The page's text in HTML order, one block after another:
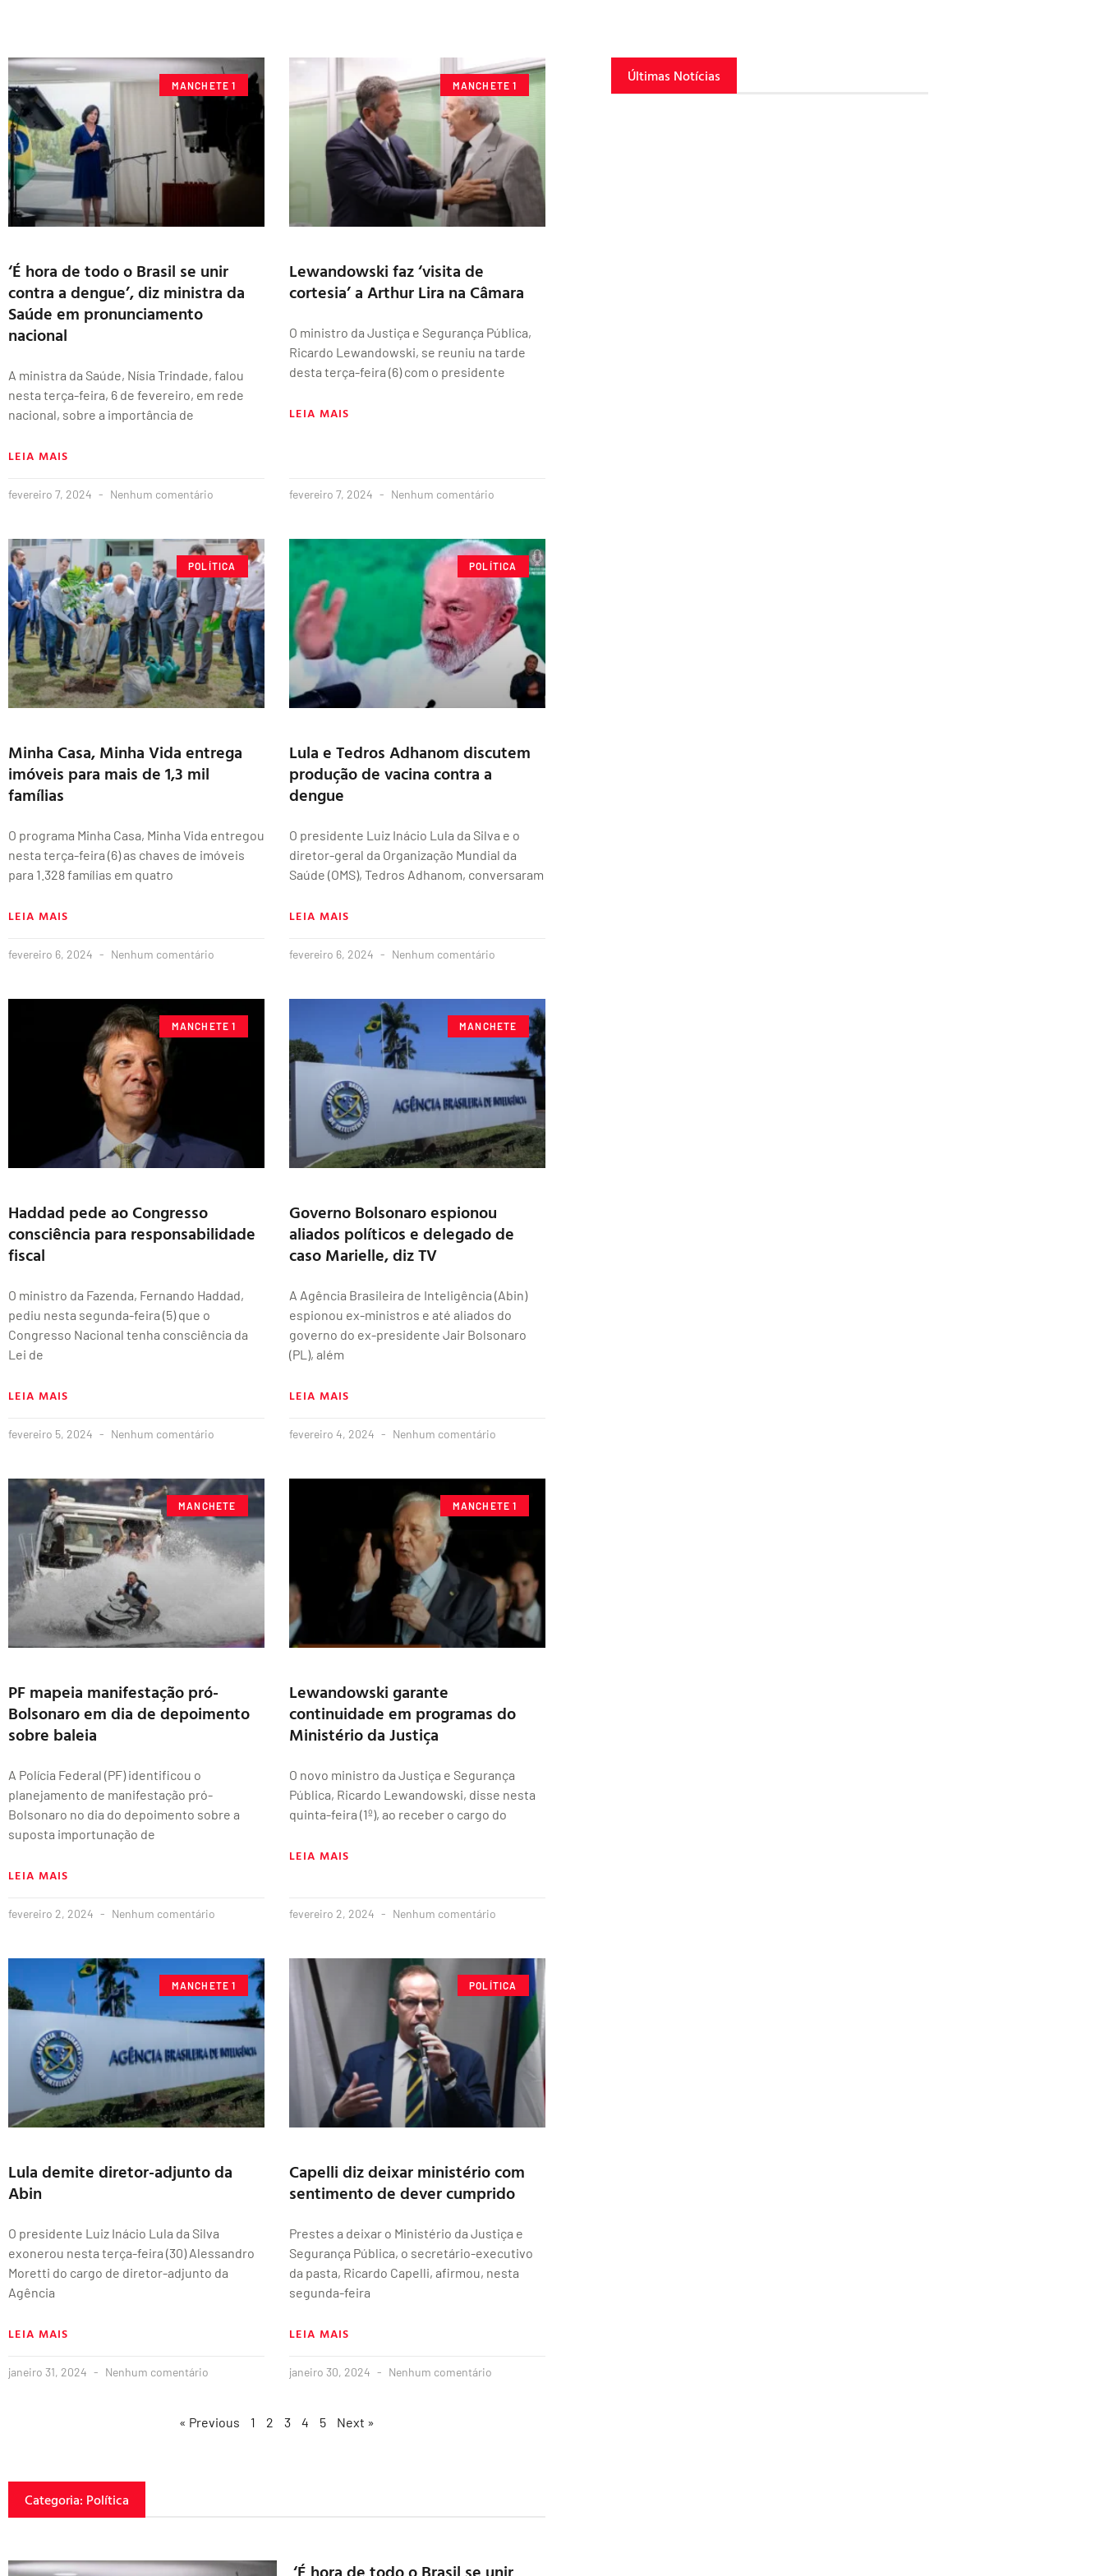
MANCHETE 1
‘É hora de todo o Brasil se unir
contra a dengue’, diz ministra da
Saúde em pronunciamento
nacional
A ministra da Saúde, Nísia Trindade, falou
nesta terça-feira, 6 de fevereiro, em rede
nacional, sobre a importância de
LEIA MAIS
fevereiro 7, 2024 Nenhum comentário
MANCHETE 1
Lewandowski faz ‘visita de
cortesia’ a Arthur Lira na Câmara
O ministro da Justiça e Segurança Pública,
Ricardo Lewandowski, se reuniu na tarde
desta terça-feira (6) com o presidente
LEIA MAIS
fevereiro 7, 2024 Nenhum comentário
POLÍTICA
Minha Casa, Minha Vida entrega
imóveis para mais de 1,3 mil
famílias
O programa Minha Casa, Minha Vida entregou
nesta terça-feira (6) as chaves de imóveis
para 1.328 famílias em quatro
LEIA MAIS
fevereiro 6, 2024 Nenhum comentário
POLÍTICA
Lula e Tedros Adhanom discutem
produção de vacina contra a
dengue
O presidente Luiz Inácio Lula da Silva e o
diretor-geral da Organização Mundial da
Saúde (OMS), Tedros Adhanom, conversaram
LEIA MAIS
fevereiro 6, 2024 Nenhum comentário
MANCHETE 1
Haddad pede ao Congresso
consciência para responsabilidade
fiscal
O ministro da Fazenda, Fernando Haddad,
pediu nesta segunda-feira (5) que o
Congresso Nacional tenha consciência da
Lei de
LEIA MAIS
fevereiro 5, 2024 Nenhum comentário
MANCHETE
Governo Bolsonaro espionou
aliados políticos e delegado de
caso Marielle, diz TV
A Agência Brasileira de Inteligência (Abin)
espionou ex-ministros e até aliados do
governo do ex-presidente Jair Bolsonaro
(PL), além
LEIA MAIS
fevereiro 4, 2024 Nenhum comentário
MANCHETE
PF mapeia manifestação pró-
Bolsonaro em dia de depoimento
sobre baleia
A Polícia Federal (PF) identificou o
planejamento de manifestação pró-
Bolsonaro no dia do depoimento sobre a
suposta importunação de
LEIA MAIS
fevereiro 2, 2024 Nenhum comentário
MANCHETE 1
Lewandowski garante
continuidade em programas do
Ministério da Justiça
O novo ministro da Justiça e Segurança
Pública, Ricardo Lewandowski, disse nesta
quinta-feira (1º), ao receber o cargo do
LEIA MAIS
fevereiro 2, 2024 Nenhum comentário
MANCHETE 1
Lula demite diretor-adjunto da
Abin
O presidente Luiz Inácio Lula da Silva
exonerou nesta terça-feira (30) Alessandro
Moretti do cargo de diretor-adjunto da
Agência
LEIA MAIS
janeiro 31, 2024 Nenhum comentário
POLÍTICA
Capelli diz deixar ministério com
sentimento de dever cumprido
Prestes a deixar o Ministério da Justiça e
Segurança Pública, o secretário-executivo
da pasta, Ricardo Capelli, afirmou, nesta
segunda-feira
LEIA MAIS
janeiro 30, 2024 Nenhum comentário
« Previous 1 2 3 4 5 Next »
Categoria: Política
Últimas Notícias